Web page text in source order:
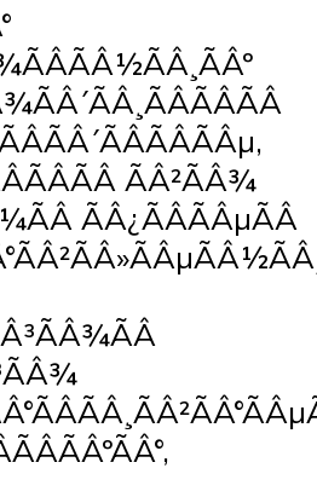
ÃÂ²ÃÂ¾
ÃÂ¿ÃÂÃÂµÃÂ